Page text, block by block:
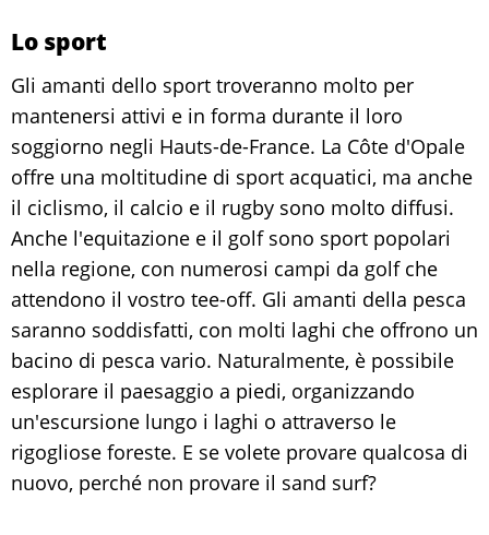
Lo sport
Gli amanti dello sport troveranno molto per
mantenersi attivi e in forma durante il loro
soggiorno negli Hauts-de-France. La Côte d'Opale
offre una moltitudine di sport acquatici, ma anche
il ciclismo, il calcio e il rugby sono molto diffusi.
Anche l'equitazione e il golf sono sport popolari
nella regione, con numerosi campi da golf che
attendono il vostro tee-off. Gli amanti della pesca
saranno soddisfatti, con molti laghi che offrono un
bacino di pesca vario. Naturalmente, è possibile
esplorare il paesaggio a piedi, organizzando
un'escursione lungo i laghi o attraverso le
rigogliose foreste. E se volete provare qualcosa di
nuovo, perché non provare il sand surf?